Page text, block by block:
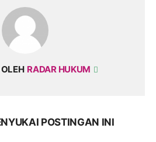
RADAR HUKUM
POSTINGAN INI